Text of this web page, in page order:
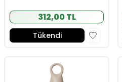
312,00 TL
Tükendi